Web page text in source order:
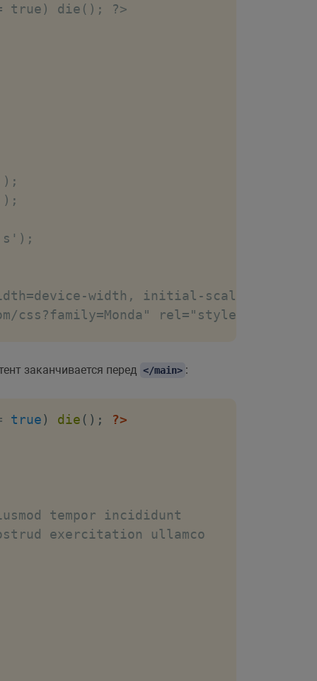
!== true) die(); ?>
width, initial-scale=1,
css?family=Monda" rel="stylesheet"
/>
заканчивается перед </main> :
true) die ( ) ; ?>
tempor incididunt
exercitation ullamco